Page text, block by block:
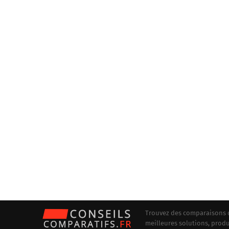
Trouvez des
meilleures solutions,